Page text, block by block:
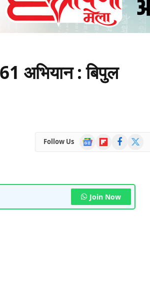
अभियान : बिपुल
Follow Us
Google
News
FlipboardFacebook
Join Now